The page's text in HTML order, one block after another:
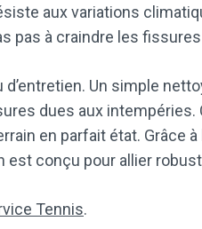
aux variations
pas à craindre les
Un simple
dues aux
en parfait état. Grâce à
est conçu pour allier
Tennis.